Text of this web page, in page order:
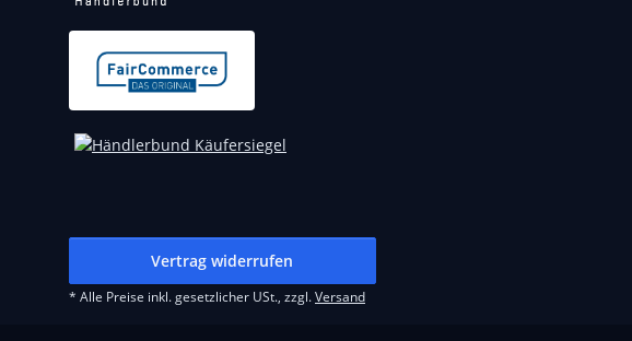
Vertrag widerrufen
* Alle Preise inkl. gesetzlicher USt., zzgl.Versand